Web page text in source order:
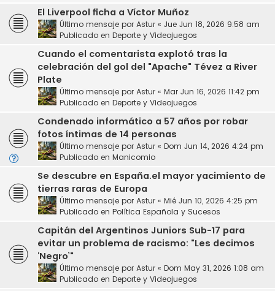
El Liverpool ficha a Víctor Muñoz
Último mensaje por Astur « Jue Jun 18, 2026 9:58 am
Publicado en Deporte y Videojuegos
Cuando el comentarista explotó tras la
celebración del gol del "Apache" Tévez a River
Plate
Último mensaje por Astur « Mar Jun 16, 2026 11:42 pm
Publicado en Deporte y Videojuegos
Condenado informático a 57 años por robar
fotos íntimas de 14 personas
Último mensaje por Astur « Dom Jun 14, 2026 4:24 pm
Publicado en Manicomio
Se descubre en España.el mayor yacimiento de
tierras raras de Europa
Último mensaje por Astur « Mié Jun 10, 2026 4:25 pm
Publicado en Política Española y Sucesos
Capitán del Argentinos Juniors Sub-17 para
evitar un problema de racismo: "Les decimos
‘Negro’"
Último mensaje por Astur « Dom May 31, 2026 1:08 am
Publicado en Deporte y Videojuegos